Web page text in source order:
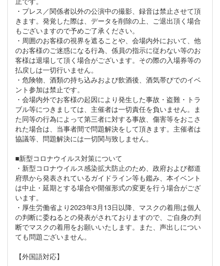
・プレス／関係者以外の公演中の撮影、録音は禁止させて頂
きます。発覚した際は、データを削除の上、ご退出頂く場合
もございますので予めご了承ください。
・周囲のお客様の視界を遮ることや、会場内外において、他
のお客様のご迷惑になる行為、係員の指示に従わない等のお
客様は退場して頂く場合がございます。その際の入場券等の
払戻しは一切行いません。
・危険物、酒類の持ち込みおよび飲酒後、酒気帯びでのイベ
ント参加は禁止です。
・会場内外でお客様の起因により発生した事故・盗難・トラ
ブル等につきましては、主催者は一切責任を負いません。ま
た同等の行為によって第三者に対する事故、傷害等をおこさ
れた場合は、当事者間で問題解決をして頂きます。主催者は
協議等、問題解決には一切関与致しません。
■新型コロナウイルス対策について
・新型コロナウイルス感染拡大防止のため、政府および都道
府県から発表されているガイドライン等も鑑み、本イベント
は中止・延期とする場合や開催形式の変更を行う場合がござ
います。
・厚生労働省より2023年3月13日以降、マスクの着用は個人
の判断に委ねるとの発表がされておりますので、ご自身の判
断でマスクの着用をお願いいたします。また、声出しについ
ても問題ございません。
【外国語対応】